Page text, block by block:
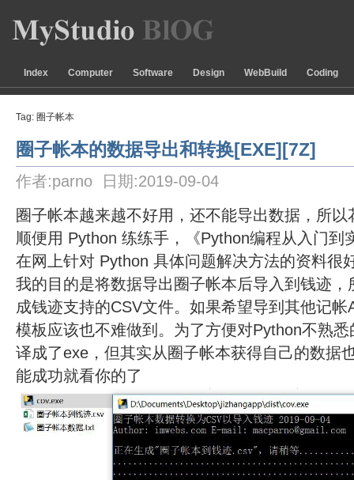
Index Computer Software Design WebBuild Coding
Tag: 圈子帐本
圈子帐本的数据导出和转换[EXE][7Z]
作者:parno 日期:2019-09-04
圈子帐本越来越不好用，还不能导出数据，所
顺便用 Python 练练手，《Python编程从入门到
在网上针对 Python 具体问题解决方法的资料很
我的目的是将数据导出圈子帐本后导入到钱迹
成钱迹支持的CSV文件。如果希望导到其他记
模板应该也不难做到。为了方便对Python不熟
译成了exe，但其实从圈子帐本获得自己的数据
能成功就看你的了